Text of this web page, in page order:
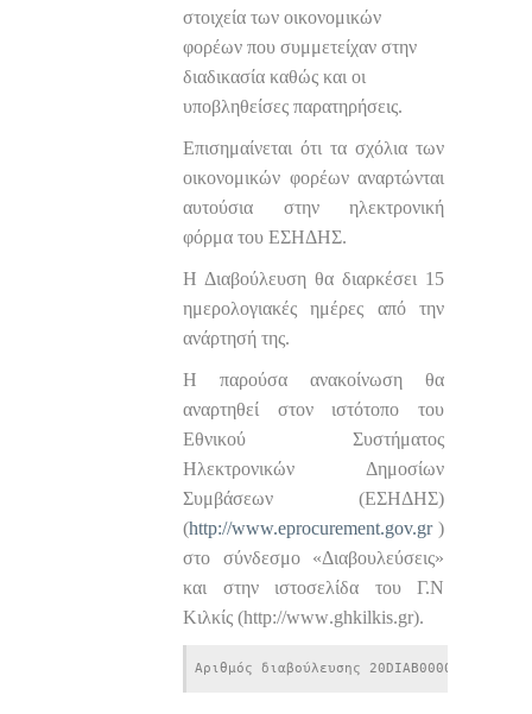
στοιχεία των οικονομικών
φορέων που συμμετείχαν στην
διαδικασία καθώς και οι
υποβληθείσες παρατηρήσεις.
Επισημαίνεται ότι τα σχόλια των
οικονομικών φορέων αναρτώνται
αυτούσια στην ηλεκτρονική
φόρμα του ΕΣΗΔΗΣ.
Η Διαβούλευση θα διαρκέσει 15
ημερολογιακές ημέρες από την
ανάρτησή της.
Η παρούσα ανακοίνωση θα
αναρτηθεί στον ιστότοπο του
Εθνικού Συστήματος
Ηλεκτρονικών Δημοσίων
Συμβάσεων (ΕΣΗΔΗΣ)
(http://www.eprocurement.gov.gr)
στο σύνδεσμο «Διαβουλεύσεις»
και στην ιστοσελίδα του Γ.Ν
Κιλκίς (http://www.ghkilkis.gr).
Αριθμός διαβούλευσης 20DIAB000008653